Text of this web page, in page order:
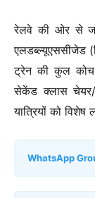
रेलवे की ओर से
एलडब्ल्यूएससीजेड
ट्रेन की कुल कोच
सेकेंड क्लास चेयर/
यात्रियों को विशेष
WhatsApp